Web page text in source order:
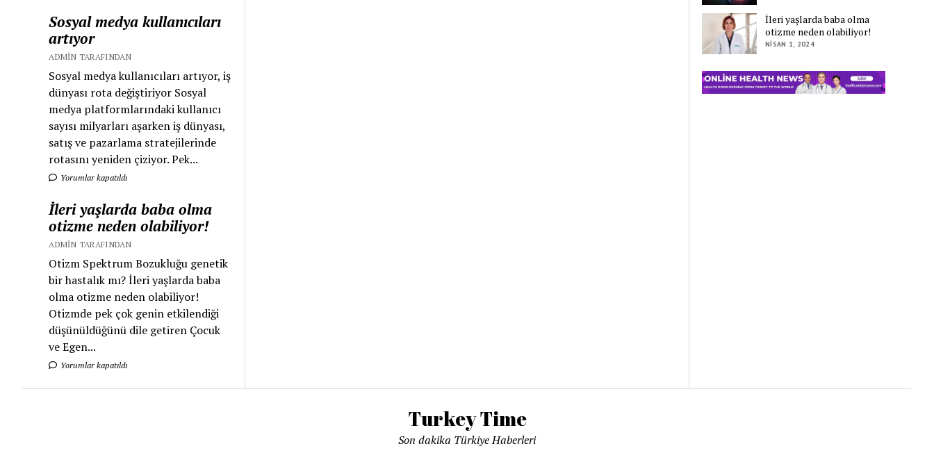
Sosyal medya kullanıcıları
artıyor
ADMIN TARAFINDAN
Sosyal medya kullanıcıları artıyor, iş
dünyası rota değiştiriyor Sosyal
medya platformlarındaki kullanıcı
sayısı milyarları aşarken iş dünyası,
satış ve pazarlama stratejilerinde
rotasını yeniden çiziyor. Pek...
Yorumlar kapatıldı
İleri yaşlarda baba olma
otizme neden olabiliyor!
ADMIN TARAFINDAN
Otizm Spektrum Bozukluğu genetik
bir hastalık mı? İleri yaşlarda baba
olma otizme neden olabiliyor!
Otizmde pek çok genin etkilendiği
düşünüldüğünü dile getiren Çocuk
ve Egen...
Yorumlar kapatıldı
İleri yaşlarda baba olma
otizme neden olabiliyor!
NISAN 1, 2024
Turkey Time
Son dakika Türkiye Haberleri